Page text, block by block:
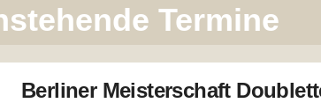
Termine
Berliner Meisterschaft